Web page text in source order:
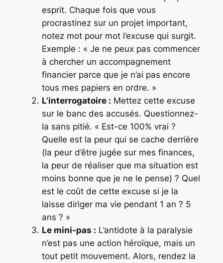
esprit. Chaque fois que vous
procrastinez sur un projet important,
notez mot pour mot l’excuse qui surgit.
Exemple : « Je ne peux pas commencer
à chercher un accompagnement
financier parce que je n’ai pas encore
tous mes papiers en ordre. »
L’interrogatoire : Mettez cette excuse
sur le banc des accusés. Questionnez-
la sans pitié. « Est-ce 100% vrai ?
Quelle est la peur qui se cache derrière
(la peur d’être jugée sur mes finances,
la peur de réaliser que ma situation est
moins bonne que je ne le pense) ? Quel
est le coût de cette excuse si je la
laisse diriger ma vie pendant 1 an ? 5
ans ? »
Le mini-pas : L’antidote à la paralysie
n’est pas une action héroïque, mais un
tout petit mouvement. Alors, rendez la